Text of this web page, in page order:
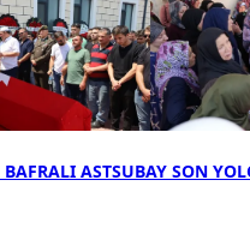
ASTSUBAY SON